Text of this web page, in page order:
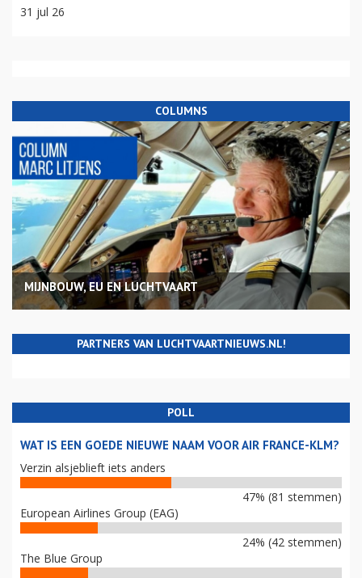
31 jul 26
COLUMNS
MIJNBOUW, EU EN LUCHTVAART
PARTNERS VAN LUCHTVAARTNIEUWS.NL!
POLL
WAT IS EEN GOEDE NIEUWE NAAM VOOR AIR FRANCE-KLM?
Verzin alsjeblieft iets anders
47% (81 stemmen)
European Airlines Group (EAG)
24% (42 stemmen)
The Blue Group